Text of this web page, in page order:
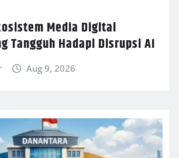
Media Digital
Tangguh Hadapi Disrupsi AI
Aug 9, 2026